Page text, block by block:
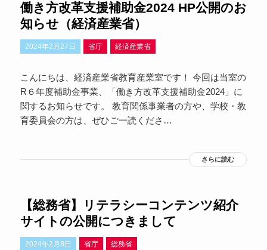
働き方改革支援補助金2024 HP公開のお
知らせ（経済産業省）
2024年2月27日 省庁 経済産業省
こんにちは、経済産業省教育産業室です！ 今回は当室の
R６年度補助金事業、「働き方改革支援補助金2024」に
関するお知らせです。 教育関係事業者の方や、学校・教
育委員会の方は、ぜひご一読くださ…
さらに読む
【総務省】リテラシーコンテンツ紹介
サイトの公開につきまして
2024年2月8日 省庁 総務省